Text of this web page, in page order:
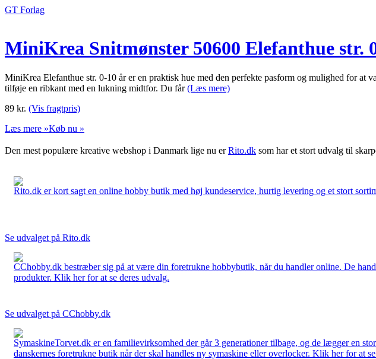
GT Forlag
MiniKrea Snitmønster 50600 Elefanthue str.
MiniKrea Elefanthue str. 0-10 år er en praktisk hue med den perfekte pasform og mulighed for
tilføje en ribkant med en lukning midtfor. Du får(Læs mere)
89 kr. (Vis fragtpris)
Læs mere »Køb nu »
Den mest populære kreative webshop i Danmark lige nu erRito.dk som har et stort udvalg til
Rito.dk er kort sagt en online hobby butik med høj kundeservice, hurtig levering og et stort
Se udvalget på Rito.dk
CChobby.dk bestræber sig på at være din foretrukne hobbybutik, når du handler online. De
produkter. Klik her for at se deres udvalg.
Se udvalget på CChobby.dk
SymaskineTorvet.dk er en familievirksomhed der går 3 generationer tilbage, og de lægger en
danskernes foretrukne butik når der skal handles ny symaskine eller overlocker. Klik her for at